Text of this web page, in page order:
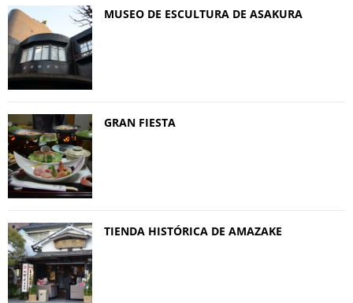
MUSEO DE ESCULTURA DE ASAKURA
GRAN FIESTA
TIENDA HISTÓRICA DE AMAZAKE